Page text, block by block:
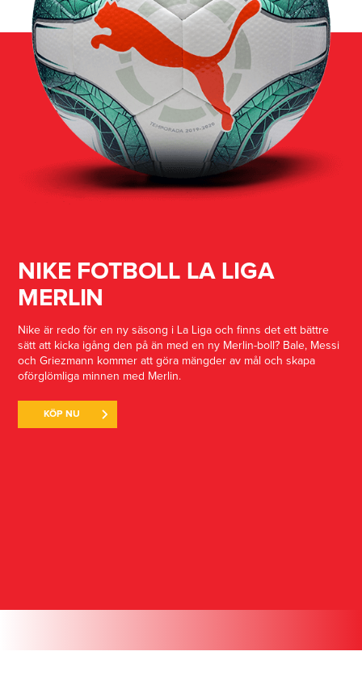
NIKE FOTBOLL LA LIGA
MERLIN
Nike är redo för en ny säsong i La Liga och finns det ett bättre
sätt att kicka igång den på än med en ny Merlin-boll? Bale, Messi
och Griezmann kommer att göra mängder av mål och skapa
oförglömliga minnen med Merlin.
KÖP NU